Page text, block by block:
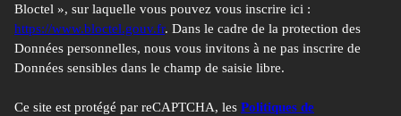
Bloctel », sur laquelle vous pouvez vous inscrire ici :
https://www.bloctel.gouv.fr. Dans le cadre de la protection des
Données personnelles, nous vous invitons à ne pas inscrire de
Données sensibles dans le champ de saisie libre.
Ce site est protégé par reCAPTCHA, les Politiques de